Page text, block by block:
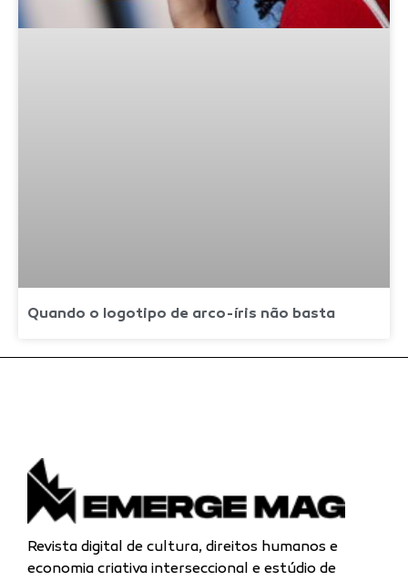
Quando o logotipo de arco-íris não basta
Revista digital de cultura, direitos humanos e
economia criativa interseccional e estúdio de